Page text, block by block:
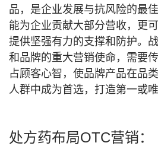
品，是企业发展与抗风险的最
能为企业贡献大部分营收，更
提供坚强有力的支撑和防护。
和品牌的重大营销使命，需要
占顾客心智，使品牌产品在品
人群中成为首选，打造第一或唯
处方药布局OTC营销：